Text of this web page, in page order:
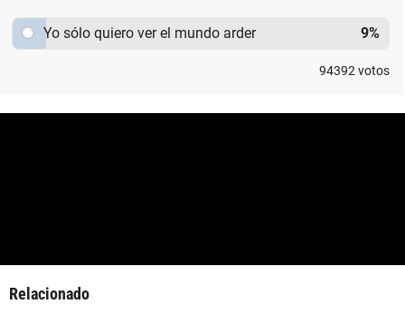
Yo sólo quiero ver el mundo arder 9%
94392 votos
Relacionado